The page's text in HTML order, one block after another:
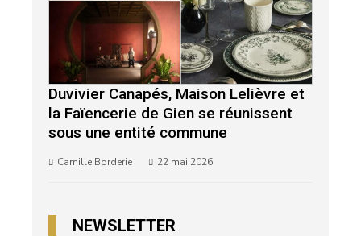
Duvivier Canapés, Maison Lelièvre et
la Faïencerie de Gien se réunissent
sous une entité commune
Camille Borderie 22 mai 2026
NEWSLETTER